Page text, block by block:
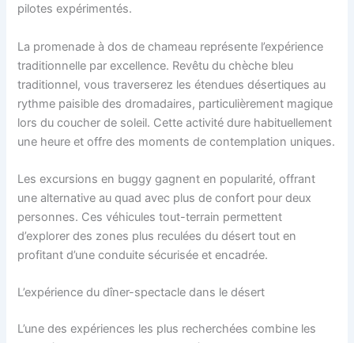
pilotes expérimentés.
La promenade à dos de chameau représente l’expérience
traditionnelle par excellence. Revêtu du chèche bleu
traditionnel, vous traverserez les étendues désertiques au
rythme paisible des dromadaires, particulièrement magique
lors du coucher de soleil. Cette activité dure habituellement
une heure et offre des moments de contemplation uniques.
Les excursions en buggy gagnent en popularité, offrant
une alternative au quad avec plus de confort pour deux
personnes. Ces véhicules tout-terrain permettent
d’explorer des zones plus reculées du désert tout en
profitant d’une conduite sécurisée et encadrée.
L’expérience du dîner-spectacle dans le désert
L’une des expériences les plus recherchées combine les